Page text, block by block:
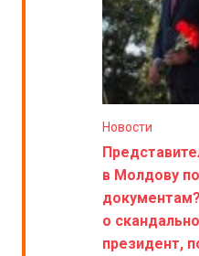
Новости
в Молдову
о
президент,